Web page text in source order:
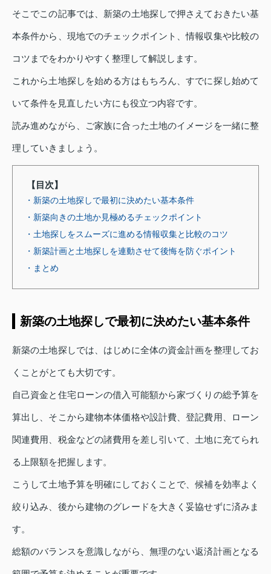
そこでこの記事では、新築の土地探しで押さえておきたい基
本条件から、現地でのチェックポイント、情報収集や比較の
コツまでをわかりやすく整理して解説します。
これから土地探しを始める方はもちろん、すでに探し始めて
いて条件を見直したい方にも役立つ内容です。
読み進めながら、ご家族に合った土地のイメージを一緒に整
理していきましょう。
【目次】
・新築の土地探しで最初に決めたい基本条件
・新築向きの土地か見極めるチェックポイント
・土地探しをスムーズに進める情報収集と比較のコツ
・新築計画と土地探しを連動させて後悔を防ぐポイント
・まとめ
新築の土地探しで最初に決めたい基本条件
新築の土地探しでは、はじめに全体の資金計画を整理してお
くことがとても大切です。
自己資金と住宅ローンの借入可能額から家づくりの総予算を
算出し、そこから建物本体価格や設計費、登記費用、ローン
関連費用、税金などの諸費用を差し引いて、土地に充てられ
る上限額を把握します。
こうして土地予算を明確にしておくことで、候補を効率よく
絞り込み、後から建物のグレードを大きく妥協せずに済みま
す。
総額のバランスを意識しながら、無理のない返済計画となる